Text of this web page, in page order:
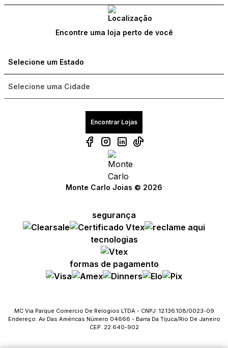
Encontre uma loja perto de você
Encontrar Lojas
Monte Carlo Joias © 2026
segurança
tecnologias
formas de pagamento
MC Via Parque Comercio De Relogios LTDA - CNPJ: 12.136.108/0023-09
Endereço: Av Das Américas Número 04666 - Barra Da Tijuca/Rio De Janeiro
CEP: 22.640-902